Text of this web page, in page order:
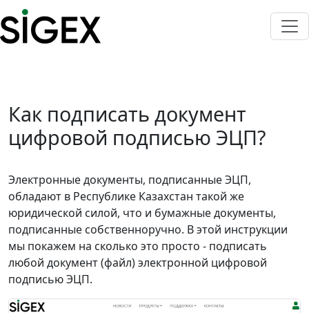
Как подписать документ
цифровой подписью ЭЦП?
Электронные документы, подписанные ЭЦП,
обладают в Республике Казахстан такой же
юридической силой, что и бумажные документы,
подписанные собственноручно. В этой инструкции
мы покажем на сколько это просто - подписать
любой документ (файл) электронной цифровой
подписью ЭЦП.